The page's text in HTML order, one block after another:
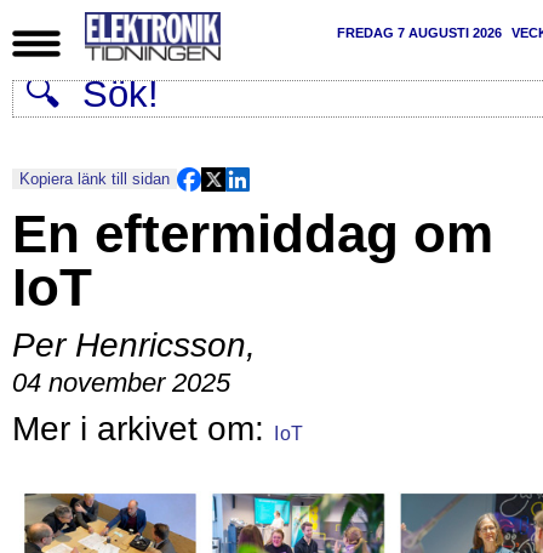
FREDAG 7 AUGUSTI 2026
Kopiera länk till sidan
En eftermiddag om
IoT
Per Henricsson,
04 november 2025
IoT